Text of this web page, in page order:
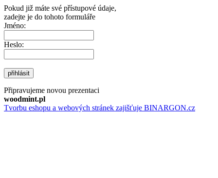
Pokud již máte své přístupové údaje,
zadejte je do tohoto formuláře
Jméno:
Heslo:
přihlásit
Připravujeme novou prezentaci
woodmint.pl
Tvorbu eshopu a webových stránek zajišťuje BINARGON.cz